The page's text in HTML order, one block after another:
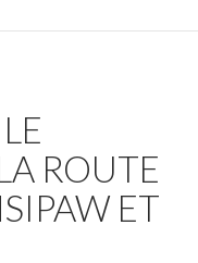
ROUTE
ET